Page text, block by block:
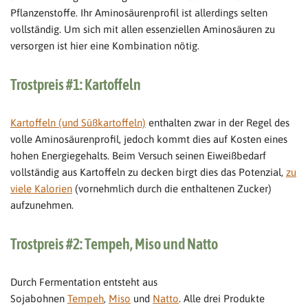
Pflanzenstoffe. Ihr Aminosäurenprofil ist allerdings selten
vollständig. Um sich mit allen essenziellen Aminosäuren zu
versorgen ist hier eine Kombination nötig.
Trostpreis #1: Kartoffeln
Kartoffeln (und Süßkartoffeln) enthalten zwar in der Regel des
volle Aminosäurenprofil, jedoch kommt dies auf Kosten eines
hohen Energiegehalts. Beim Versuch seinen Eiweißbedarf
vollständig aus Kartoffeln zu decken birgt dies das Potenzial, zu
viele Kalorien (vornehmlich durch die enthaltenen Zucker)
aufzunehmen.
Trostpreis #2: Tempeh, Miso und Natto
Durch Fermentation entsteht aus
Sojabohnen Tempeh, Miso und Natto. Alle drei Produkte